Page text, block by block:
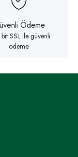
Ödeme
SSL ile güvenli
ödeme.